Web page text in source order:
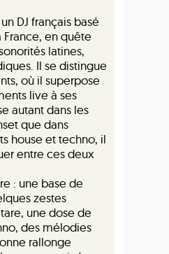
un DJ français basé
en quête
latines,
Il se distingue
où il superpose
live à ses
autant dans les
que dans
house et techno, il
entre ces deux
: une base de
zestes
une dose de
des mélodies
rallonge